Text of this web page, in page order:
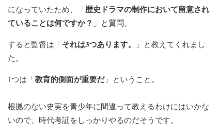
になっていたため、「歴史ドラマの制作において留意され
ていることは何ですか？ 」と質問。
すると監督は「それは3つあります。
」と教えてくれまし
た。
1つは「教育的側面が重要だ」ということ。
根拠のない史実を青少年に間違って教えるわけにはいかな
いので、時代考証をしっかりやるのだそうです。